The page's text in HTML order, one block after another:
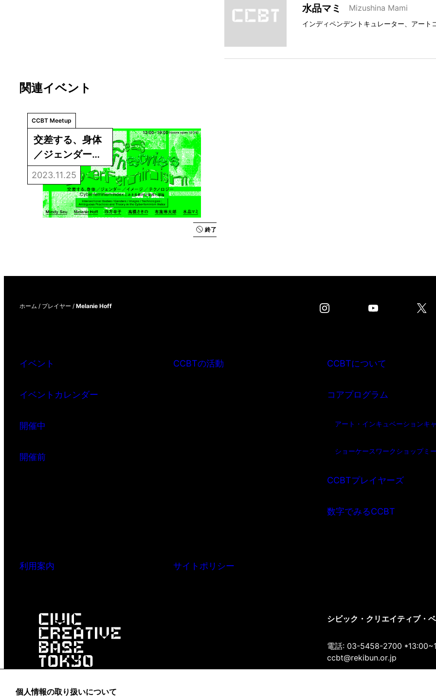
水品マミ Mizushina Mami
インディペンデントキュレーター、アート
関連イベント
CCBT Meetup
交差する、身体
／ジェンダー／
イメージ／テク
ノロジー：
Cyberfeminism
Indexにみる多
2023.11.25
終了
個人情報の取り扱いについて
ホーム / プレイヤー / Melanie Hoff
イベント
イベントカレンダー
開催中
開催前
CCBTの活動 CCBTについて
コアプログラム
アート・インキュベーションキ
ショーケースワークショップミ
CCBTプレイヤーズ
数字でみるCCBT
利用案内 サイトポリシー
シビック・クリエイティブ・
電話: 03-5458-2700
ccbt@rekibun.or.jp